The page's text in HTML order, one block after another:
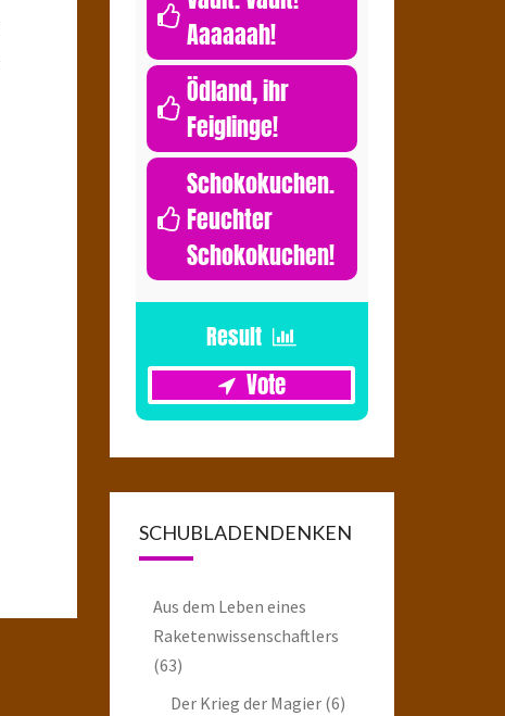
Aaaaaah!
Ödland, ihr
Feiglinge!
Schokokuchen.
Feuchter
Schokokuchen!
SCHUBLADENDENKEN
Aus dem Leben eines
Raketenwissenschaftlers
(63)
Der Krieg der Magier(6)